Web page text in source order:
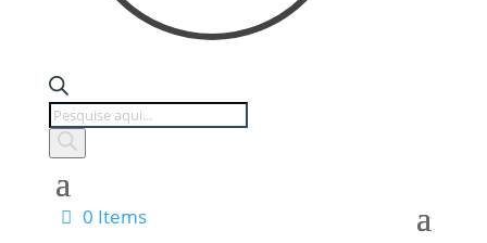
Products
search
0 Items